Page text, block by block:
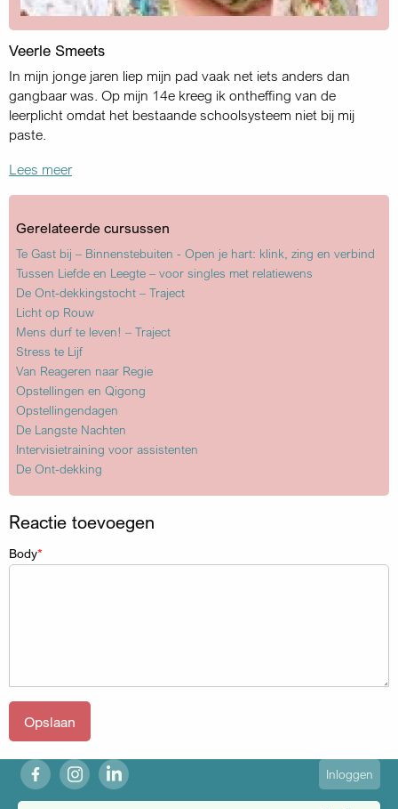
Veerle Smeets
In mijn jonge jaren liep mijn pad vaak net iets anders dan
gangbaar was. Op mijn 14e kreeg ik ontheffing van de
leerplicht omdat het bestaande schoolsysteem niet bij mij
paste.
Lees meer
Gerelateerde cursussen
Te Gast bij – Binnenstebuiten - Open je hart: klink, zing en verbind
Tussen Liefde en Leegte – voor singles met relatiewens
De Ont-dekkingstocht – Traject
Licht op Rouw
Mens durf te leven! – Traject
Stress te Lijf
Van Reageren naar Regie
Opstellingen en Qigong
Opstellingendagen
De Langste Nachten
Intervisietraining voor assistenten
De Ont-dekking
Reactie toevoegen
Body
fb ig in
User
account
Inloggen